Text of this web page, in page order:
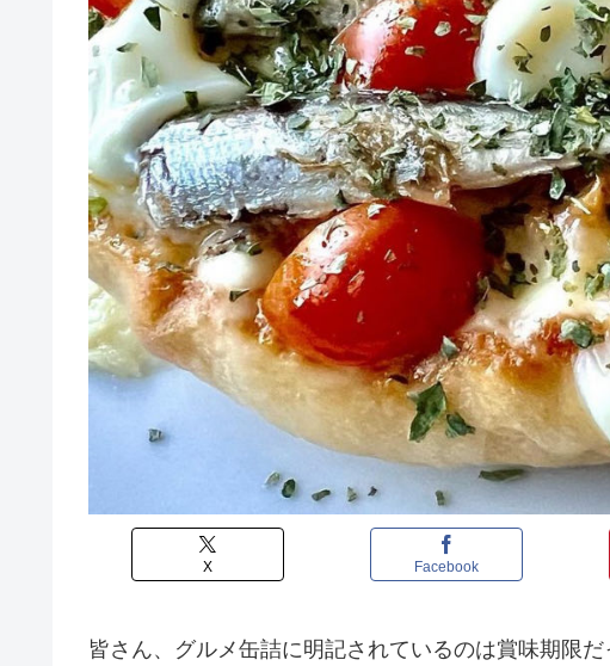
X Facebook
皆さん、グルメ缶詰に明記されているのは賞味期限